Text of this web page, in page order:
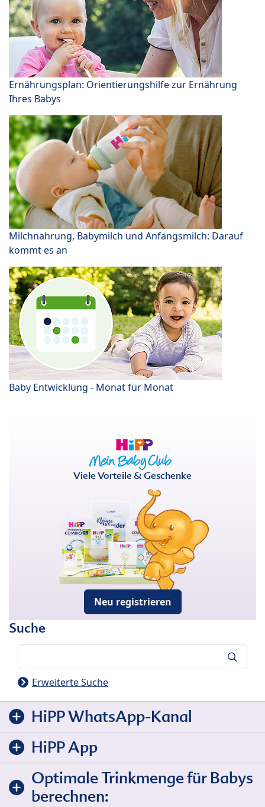
Ernährungsplan: Orientierungshilfe zur Ernährung
Ihres Babys
Milchnahrung, Babymilch und Anfangsmilch: Darauf
kommt es an
Baby Entwicklung - Monat für Monat
Viele Vorteile & Geschenke
Neu registrieren
Suche
Erweiterte Suche
HiPP WhatsApp-Kanal
HiPP App
Optimale Trinkmenge für Babys
berechnen: